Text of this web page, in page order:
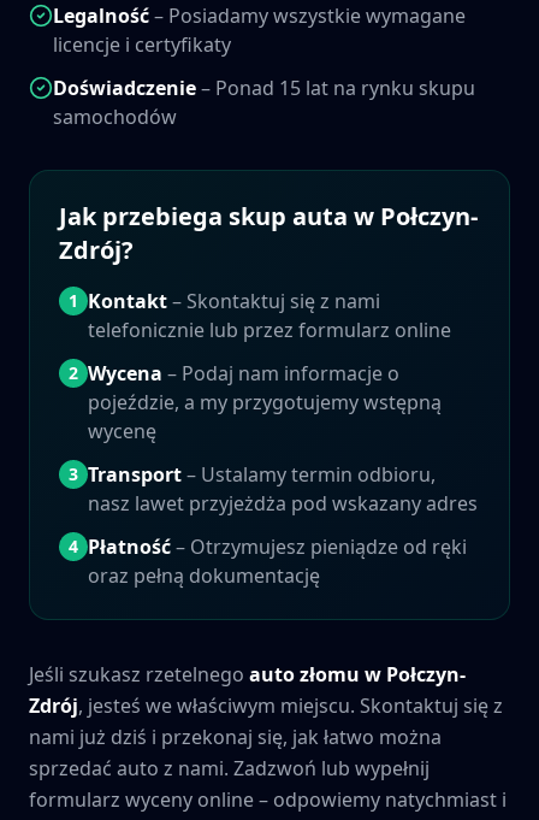
Legalność– Posiadamy wszystkie wymagane
licencje i certyfikaty
Doświadczenie– Ponad 15 lat na rynku skupu
samochodów
Jak przebiega skup auta w Połczyn-
Zdrój?
1 Kontakt– Skontaktuj się z nami
telefonicznie lub przez formularz online
2 Wycena – Podaj nam informacje o
pojeździe, a my przygotujemy wstępną
wycenę
3 Transport– Ustalamy termin odbioru,
nasz lawet przyjeżdża pod wskazany adres
4 Płatność– Otrzymujesz pieniądze od ręki
oraz pełną dokumentację
Jeśli szukasz rzetelnego auto złomu w Połczyn-
Zdrój, jesteś we właściwym miejscu. Skontaktuj się z
nami już dziś i przekonaj się, jak łatwo można
sprzedać auto z nami. Zadzwoń lub wypełnij
formularz wyceny online – odpowiemy natychmiast i